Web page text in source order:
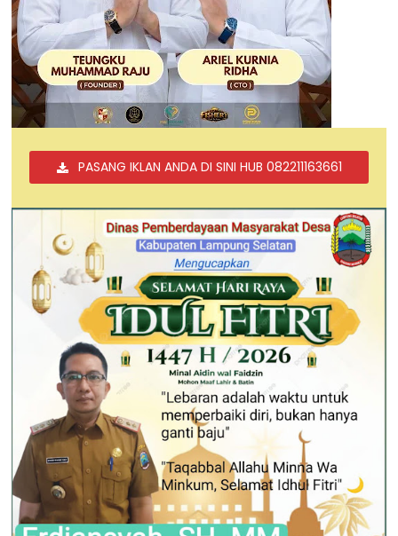
PASANG IKLAN ANDA DI SINI HUB 082211163661